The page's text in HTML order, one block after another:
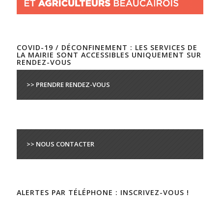
COVID-19 / DÉCONFINEMENT : LES SERVICES DE
LA MAIRIE SONT ACCESSIBLES UNIQUEMENT SUR
RENDEZ-VOUS
>> PRENDRE RENDEZ-VOUS
>> NOUS CONTACTER
ALERTES PAR TÉLÉPHONE : INSCRIVEZ-VOUS !